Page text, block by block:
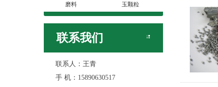
磨料 玉颗粒
联系我们
联系人：王青
手 机：15890630517